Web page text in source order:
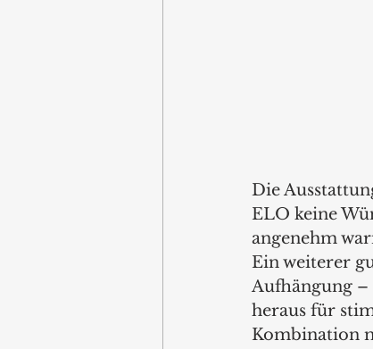
Die
ELO keine
angenehm
Ein weiterer
Aufhängung –
heraus für
Kombination